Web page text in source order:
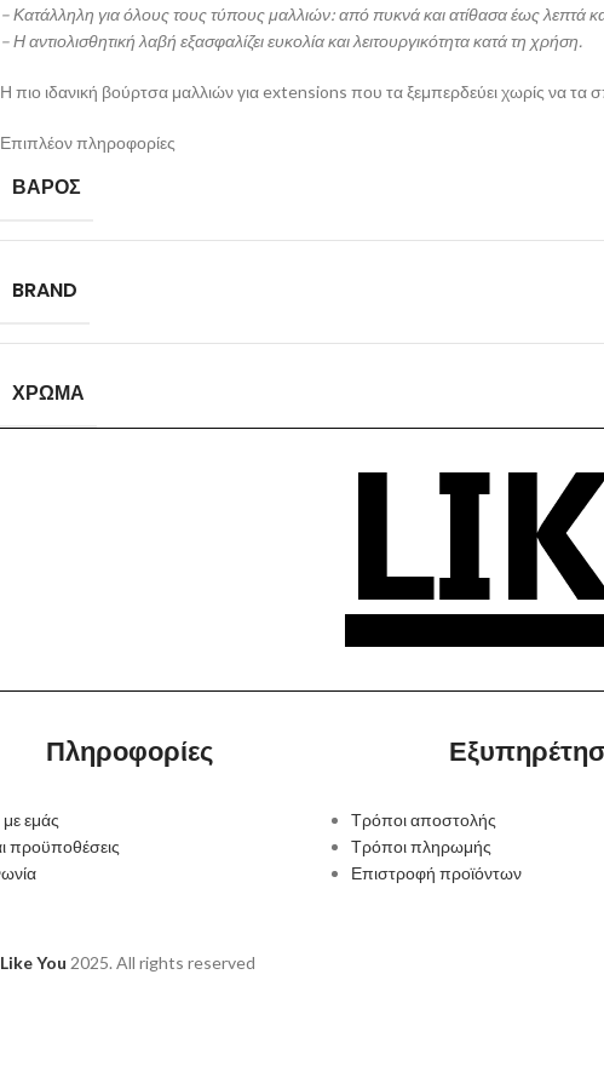
– Κατάλληλη για όλους τους τύπους μαλλιών: από πυκνά και ατίθασα έως λεπτά
– Η αντιολισθητική λαβή εξασφαλίζει ευκολία και λειτουργικότητα κατά τη χρήση.
Η πιο ιδανική βούρτσα μαλλιών για extensions που τα ξεμπερδεύει χωρίς να τα
Επιπλέον πληροφορίες
ΒΆΡΟΣ
BRAND
ΧΡΏΜΑ
Πληροφορίες
με εμάς
προϋποθέσεις
Τρόποι αποστολής
Τρόποι πληρωμής
Επιστροφή προϊόντων
Like You 2025. All rights reserved